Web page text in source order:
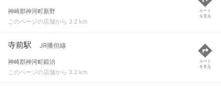
神崎郡神河町新野
このページの店舗から 3.2 km
ルート
を見る
寺前駅 JR播但線
神崎郡神河町鍛治
このページの店舗から 3.2 km
ルート
を見る